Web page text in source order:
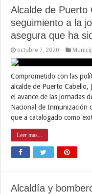
Alcalde de Puerto
seguimiento a la
asegura que ha
octubre 7, 2020
Comprometido con las
alcalde de Puerto Cabello,
el avance de las jornadas
Nacional de Inmunización
que a catalogado como
Leer mas...
Alcaldía y